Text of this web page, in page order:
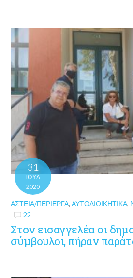
31
ΙΟΎΛ
2020
ΑΣΤΕΊΑ/ΠΕΡΊΕΡΓΑ,ΑΥΤΟΔΙΟΙΚΗΤΙΚΆ,
22
Στον εισαγγελέα οι
σύμβουλοι, πήραν